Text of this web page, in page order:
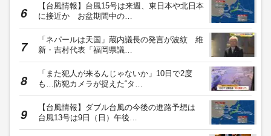
【台風情報】台風15号は来週、東日本や北日本
に接近か お盆期間中の…
「ネパールは天国」蔵内議長の発言が波紋 維
新・吉村代表「福岡県議…
「また犯人が来るんじゃないか」10日で2度
も…防犯カメラが捉えた“タ…
【台風情報】ダブル台風の今後の進路予想は
台風13号は9日（日）午後…